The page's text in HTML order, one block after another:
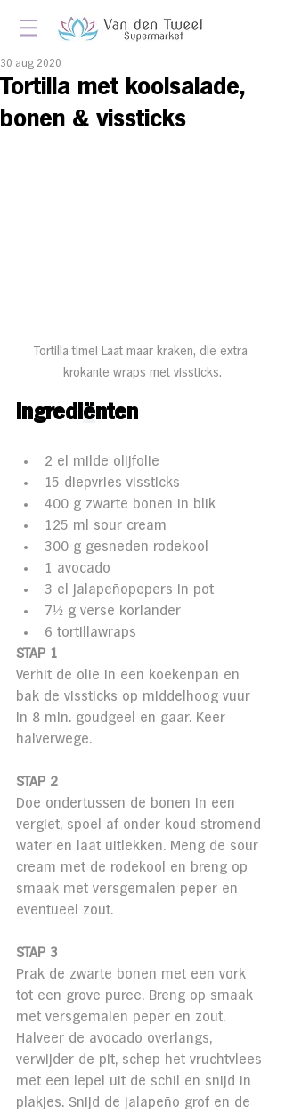
Tor­til­la met kool­sa­la­de,
bo­nen & vis­sticks
30 aug 2020
Tortilla time! Laat maar kraken, die extra
krokante wraps met vissticks.
Ingredi ënten
2 el milde olijfolie
15 diepvries vissticks
400 g zwarte bonen in blik
125 ml sour cream
300 g gesneden rodekool
1 avocado
3 el jalapeñopepers in pot
7½ g verse koriander
6 tortillawraps
STAP 1
Verhit de olie in een koekenpan en
bak de vissticks op middelhoog vuur
in 8 min. goudgeel en gaar. Keer
halverwege.
STAP 2
Doe ondertussen de bonen in een
vergiet, spoel af onder koud stromend
water en laat uitlekken. Meng de sour
cream met de rodekool en breng op
smaak met versgemalen peper en
eventueel zout.
STAP 3
Prak de zwarte bonen met een vork
tot een grove puree. Breng op smaak
met versgemalen peper en zout.
Halveer de avocado overlangs,
verwijder de pit, schep het vruchtvlees
met een lepel uit de schil en snijd in
plakjes. Snijd de jalapeño grof en de